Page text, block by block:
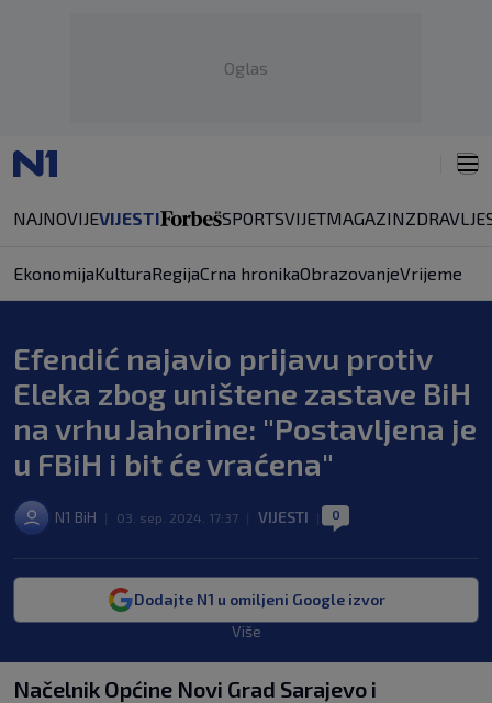
Oglas
NAJNOVIJEVIJESTI SPORTSVIJETMAGAZINZDRAVLJE
EkonomijaKulturaRegijaCrna hronikaObrazovanjeVrijeme
Efendić najavio prijavu protiv
Eleka zbog uništene zastave BiH
na vrhu Jahorine: "Postavljena je
u FBiH i bit će vraćena"
N1 BiH 03. sep. 2024. 17:37 VIJESTI 0
Dodajte N1 u omiljeni Google izvor
Više
Načelnik Općine Novi Grad Sarajevo i